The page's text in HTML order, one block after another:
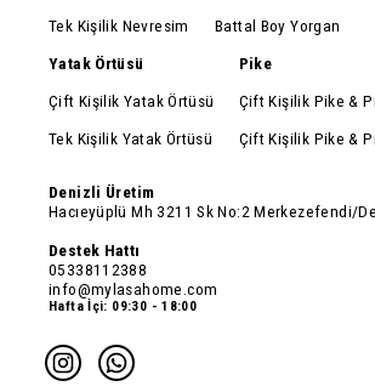
Tek Kişilik Nevresim
Battal Boy Yorgan
Yatak Örtüsü
Çift Kişilik Yatak Örtüsü
Tek Kişilik Yatak Örtüsü
Pike
Çift Kişilik Pike &
Çift Kişilik Pike &
Denizli Üretim
Hacıeyüplü Mh 3211 Sk No:2 Merkezefendi/
Destek Hattı
05338112388
info@mylasahome.com
Hafta İçi: 09:30 - 18:00